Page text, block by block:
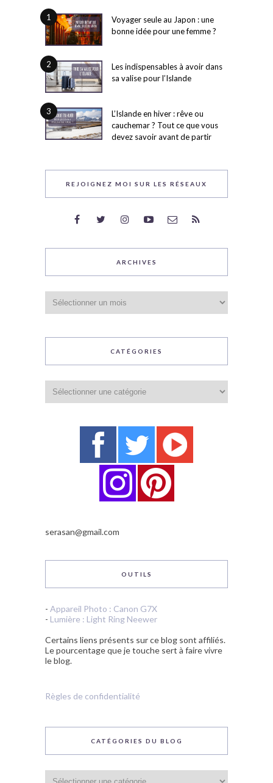
1
Voyager seule au Japon : une
bonne idée pour une femme ?
2
Les indispensables à avoir dans
sa valise pour l’Islande
3
L’Islande en hiver : rêve ou
cauchemar ? Tout ce que vous
devez savoir avant de partir
REJOIGNEZ MOI SUR LES RÉSEAUX
ARCHIVES
CATÉGORIES
serasan@gmail.com
OUTILS
- Appareil Photo : Canon G7X
- Lumière : Light Ring Neewer
Certains liens présents sur ce blog sont affiliés.
Le pourcentage que je touche sert à faire vivre
le blog.
Règles de confidentialité
CATÉGORIES DU BLOG